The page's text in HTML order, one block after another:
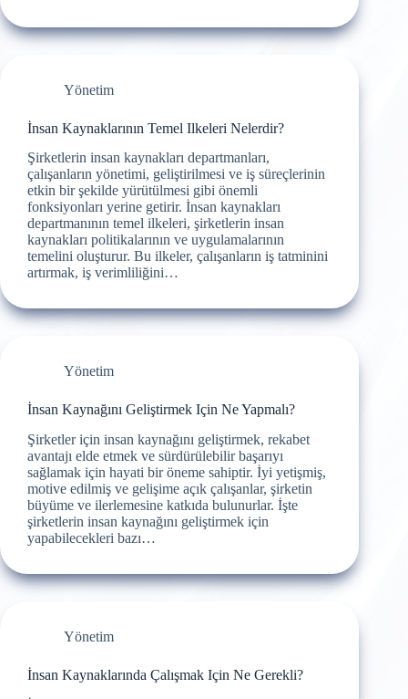
Yönetim
İnsan Kaynaklarının Temel Ilkeleri Nelerdir?
Şirketlerin insan kaynakları departmanları,
çalışanların yönetimi, geliştirilmesi ve iş süreçlerinin
etkin bir şekilde yürütülmesi gibi önemli
fonksiyonları yerine getirir. İnsan kaynakları
departmanının temel ilkeleri, şirketlerin insan
kaynakları politikalarının ve uygulamalarının
temelini oluşturur. Bu ilkeler, çalışanların iş tatminini
artırmak, iş verimliliğini…
Yönetim
İnsan Kaynağını Geliştirmek Için Ne Yapmalı?
Şirketler için insan kaynağını geliştirmek, rekabet
avantajı elde etmek ve sürdürülebilir başarıyı
sağlamak için hayati bir öneme sahiptir. İyi yetişmiş,
motive edilmiş ve gelişime açık çalışanlar, şirketin
büyüme ve ilerlemesine katkıda bulunurlar. İşte
şirketlerin insan kaynağını geliştirmek için
yapabilecekleri bazı…
Yönetim
İnsan Kaynaklarında Çalışmak Için Ne Gerekli?